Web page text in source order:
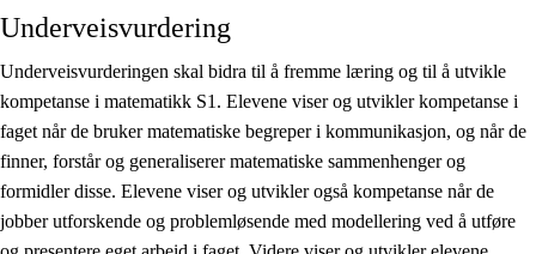
Underveisvurdering
Underveisvurderingen skal bidra til å fremme læring og til å utvikle
kompetanse i matematikk S1. Elevene viser og utvikler kompetanse i
faget når de bruker matematiske begreper i kommunikasjon, og når de
finner, forstår og generaliserer matematiske sammenhenger og
formidler disse. Elevene viser og utvikler også kompetanse når de
jobber utforskende og problemløsende med modellering ved å utføre